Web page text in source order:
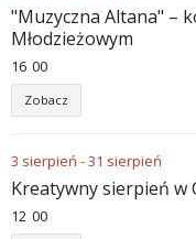
"Muzyczna Altana" –
Młodzieżowym
16 00
Zobacz
3 sierpień -31 sierpień
Kreatywny sierpień w
12 00